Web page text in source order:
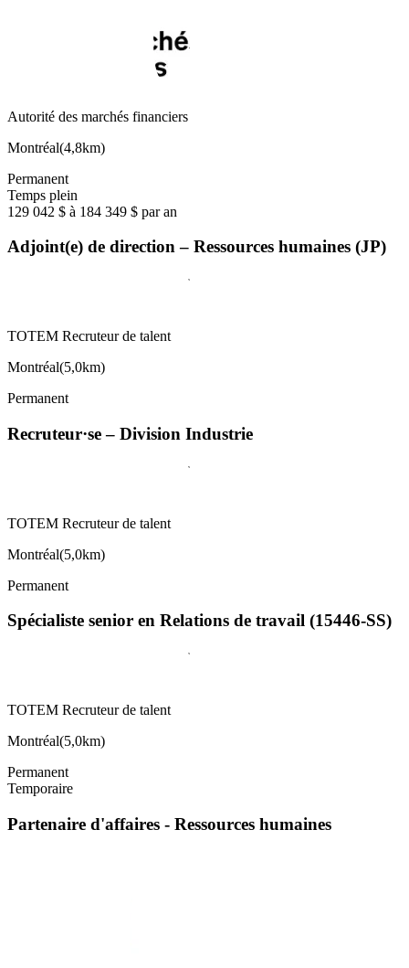
Autorité des marchés financiers
Montréal(4,8km)
Permanent
Temps plein
129 042 $ à 184 349 $ par an
Adjoint(e) de direction – Ressources humaines (JP)
TOTEM Recruteur de talent
Montréal(5,0km)
Permanent
Recruteur·se – Division Industrie
TOTEM Recruteur de talent
Montréal(5,0km)
Permanent
Spécialiste senior en Relations de travail (15446-SS)
TOTEM Recruteur de talent
Montréal(5,0km)
Permanent
Temporaire
Partenaire d'affaires - Ressources humaines